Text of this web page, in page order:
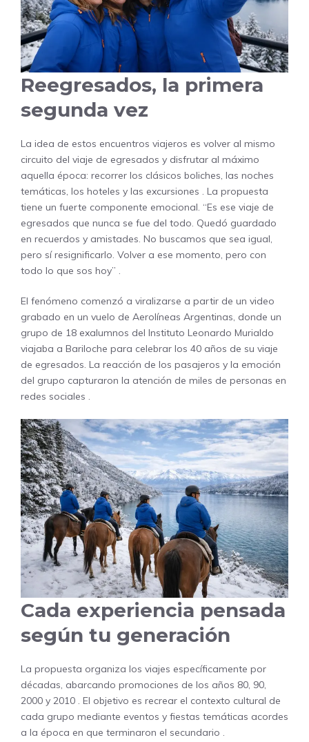
Reegresados, la primera
segunda vez
La idea de estos encuentros viajeros es volver al mismo
circuito del viaje de egresados y disfrutar al máximo
aquella época: recorrer los clásicos boliches, las noches
temáticas, los hoteles y las excursiones . La propuesta
tiene un fuerte componente emocional. “Es ese viaje de
egresados que nunca se fue del todo. Quedó guardado
en recuerdos y amistades. No buscamos que sea igual,
pero sí resignificarlo. Volver a ese momento, pero con
todo lo que sos hoy” .
El fenómeno comenzó a viralizarse a partir de un video
grabado en un vuelo de Aerolíneas Argentinas, donde un
grupo de 18 exalumnos del Instituto Leonardo Murialdo
viajaba a Bariloche para celebrar los 40 años de su viaje
de egresados. La reacción de los pasajeros y la emoción
del grupo capturaron la atención de miles de personas en
redes sociales .
Cada experiencia pensada
según tu generación
La propuesta organiza los viajes específicamente por
décadas, abarcando promociones de los años 80, 90,
2000 y 2010 . El objetivo es recrear el contexto cultural de
cada grupo mediante eventos y fiestas temáticas acordes
a la época en que terminaron el secundario .